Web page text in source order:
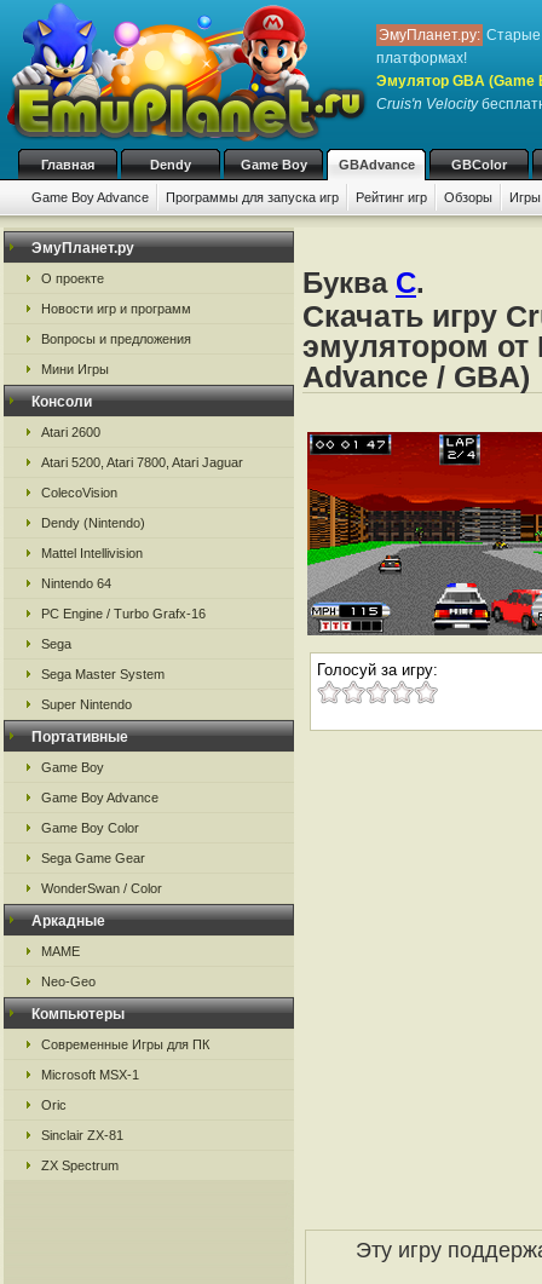
ЭмуПланет.ру: Старые
платформах!
Эмулятор GBA (Game
Cruis'n Velocity
Главная Dendy Game Boy GBAdvance GBColor
Game Boy Advance Программы для запуска игр Рейтинг игр Обзоры
ЭмуПланет.ру
О проекте
Новости игр и программ
Вопросы и предложения
Мини Игры
Консоли
Atari 2600
Atari 5200, Atari 7800, Atari Jaguar
ColecoVision
Dendy (Nintendo)
Mattel Intellivision
Nintendo 64
PC Engine / Turbo Grafx-16
Sega
Sega Master System
Super Nintendo
Портативные
Game Boy
Game Boy Advance
Game Boy Color
Sega Game Gear
WonderSwan / Color
Аркадные
MAME
Neo-Geo
Компьютеры
Современные Игры для ПК
Microsoft MSX-1
Oric
Sinclair ZX-81
ZX Spectrum
Буква C.
Скачать игру
эмулятором от
Advance / GBA)
Голосуй за игру:
Эту игру